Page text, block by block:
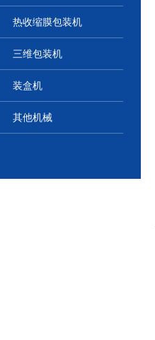
热收缩膜包装机
三维包装机
装盒机
其他机械